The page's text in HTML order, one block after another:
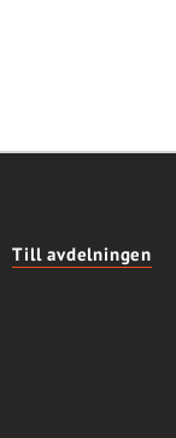
Till avdelningen